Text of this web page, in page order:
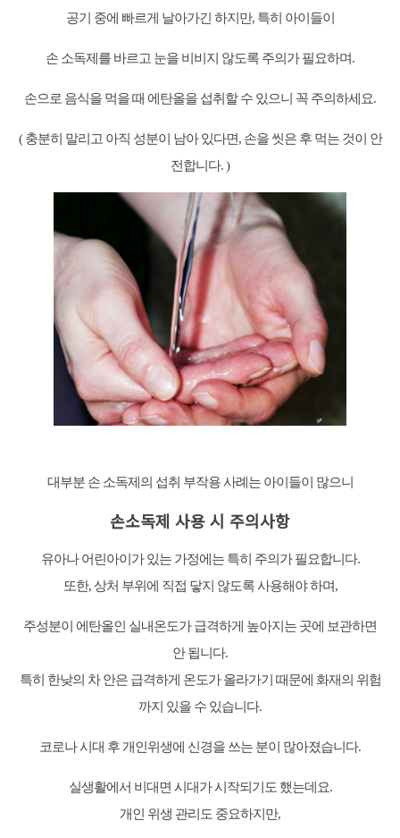
공기 중에 빠르게 날아가긴 하지만, 특히 아이들이
손 소독제를 바르고 눈을 비비지 않도록 주의가 필요하며.
손으로 음식을 먹을 때 에탄올을 섭취할 수 있으니 꼭 주의하세요.
( 충분히 말리고 아직 성분이 남아 있다면, 손을 씻은 후 먹는 것이 안
전합니다. )
대부분 손 소독제의 섭취 부작용 사례는 아이들이 많으니
손소독제 사용 시 주의사항
유아나 어린아이가 있는 가정에는 특히 주의가 필요합니다.
또한, 상처 부위에 직접 닿지 않도록 사용해야 하며,
주성분이 에탄올인 실내온도가 급격하게 높아지는 곳에 보관하면
안 됩니다.
특히 한낮의 차 안은 급격하게 온도가 올라가기 때문에 화재의 위험
까지 있을 수 있습니다.
코로나 시대 후 개인위생에 신경을 쓰는 분이 많아졌습니다.
실생활에서 비대면 시대가 시작되기도 했는데요.
개인 위생 관리도 중요하지만,